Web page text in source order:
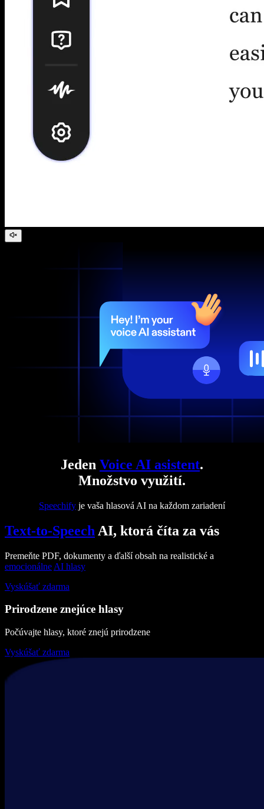
Jeden Voice AI asistent.
Množstvo využití.
Speechify je vaša hlasová AI na každom zariadení
Text-to-Speech AI, ktorá číta za vás
Premeňte PDF, dokumenty a ďalší obsah na realistické a
emocionálne AI hlasy
Vyskúšať zdarma
Prirodzene znejúce hlasy
Počúvajte hlasy, ktoré znejú prirodzene
Vyskúšať zdarma